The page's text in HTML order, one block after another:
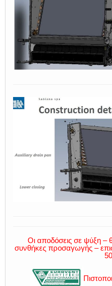
Οι αποδόσεις σε ψύξη –
συνθήκες προσαγωγής –